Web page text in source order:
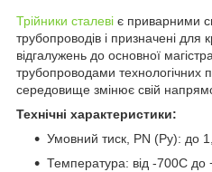
Трійники сталеві є приварними
трубопроводів і призначені для
відгалужень до основної
трубопроводами технологічних
середовище змінює свій
Технічні характеристики:
Умовний тиск, PN (Ру): до
Температура: від -700С до